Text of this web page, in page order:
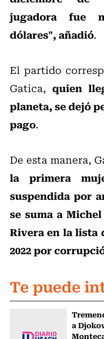
jugadora fue
dólares", añadió.
El partido
Gatica, quien
planeta, se dejó
pago.
De esta manera,
la primera
suspendida por
se suma a
Rivera en la lista
2022 por
Te puede
a